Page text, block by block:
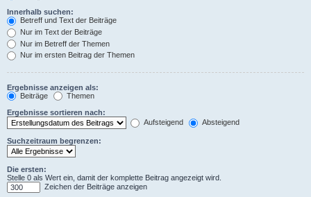
Innerhalb suchen:
Betreff und Text der Beiträge
Nur im Text der Beiträge
Nur im Betreff der Themen
Nur im ersten Beitrag der Themen
Ergebnisse anzeigen als:
Beiträge
Themen
Ergebnisse sortieren nach:
Aufsteigend
Absteigend
Suchzeitraum begrenzen:
Die ersten:
Stelle 0 als Wert ein, damit der komplette Beitrag angezeigt wird.
Zeichen der Beiträge anzeigen